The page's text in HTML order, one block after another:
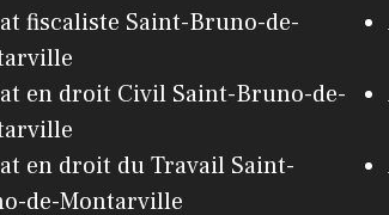
fiscaliste Saint-Bruno-de-
en droit Civil Saint-Bruno-de-
en droit du Travail Saint-
de-Montarville